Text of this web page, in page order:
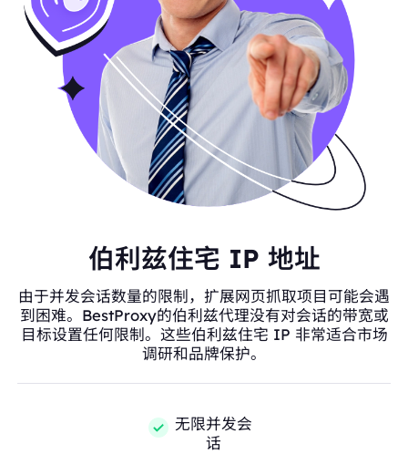
伯利兹住宅 IP 地址
由于并发会话数量的限制，扩展网页抓取项目可能会遇
到困难。BestProxy的伯利兹代理没有对会话的带宽或
目标设置任何限制。这些伯利兹住宅 IP 非常适合市场
调研和品牌保护。
无限并发会
话